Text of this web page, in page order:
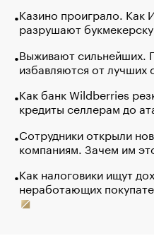
Казино проиграло. Как
разрушают
Выживают сильнейших.
избавляются от лучших
Как банк Wildberries
кредиты селлерам до
Сотрудники открыли
компаниям. Зачем им
Как налоговики ищут
неработающих